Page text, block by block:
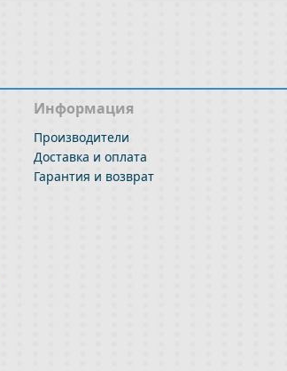
Информация
Производители
Доставка и оплата
Гарантия и возврат